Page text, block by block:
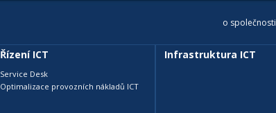
o společnosti
Řízení ICT
Service Desk
Optimalizace provozních nákladů ICT
Infrastruktura ICT